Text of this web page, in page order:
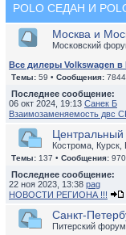
POLO СЕДАН И
Москва и
Московский
Все дилеры Volkswagen в
Темы: 59 • Сообщения: 7844
Последнее сообщение:
06 окт 2024, 19:13 Санек Б
Взаимозаменяемость двс
Кострома, Курск,
Темы: 137 • Сообщения:
Последнее сообщение:
22 ноя 2023, 13:38 pag
НОВОСТИ РЕГИОНА !!!
Санкт-
Питерский форум